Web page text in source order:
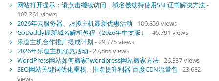
网站打开提示：请点击继续访问，域名被劫持使用SSL证书解决方法-
102,361 views
2026年云服务器、虚拟主机最新优惠活动 - 100,859 views
GoDaddy最新域名解析教程（2026年中文版）
- 46,791 views
乐道主机合作推广提成计划- 29,775 views
2026年乐道主机优惠活动 - 27,866 views
WordPress网站如何搬家?wordpress网站搬家方法- 26,337 views
SEO网站关键词优化重权、排名提升利器-百度CDN流量包- 23,682
views